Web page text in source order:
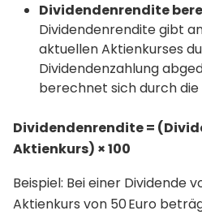
Dividendenrendite
Dividendenrendite gibt
aktuellen Aktienkurses
Dividendenzahlung
berechnet sich durch die
Dividendenrendite =
Aktienkurs) × 100
Beispiel: Bei einer Dividende
Aktienkurs von 50 Euro